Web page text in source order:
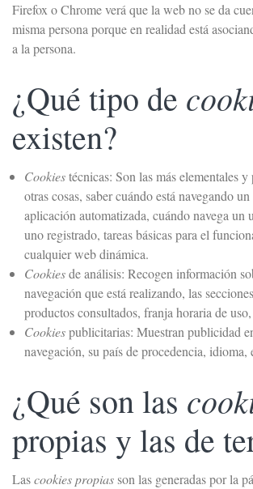
Firefox o Chrome verá que la web no se da
misma persona porque en realidad está
a la persona.
¿Qué tipo de
existen?
Cookiestécnicas: Son las más elementales
otras cosas, saber cuándo está navegando
aplicación automatizada, cuándo navega un
uno registrado, tareas básicas para el
cualquier web dinámica.
Cookiesde análisis: Recogen información
navegación que está realizando, las
productos consultados, franja horaria de
Cookiespublicitarias: Muestran publicidad
navegación, su país de procedencia, idioma,
¿Qué son las
propias y las de
Lascookies propias son las generadas por la